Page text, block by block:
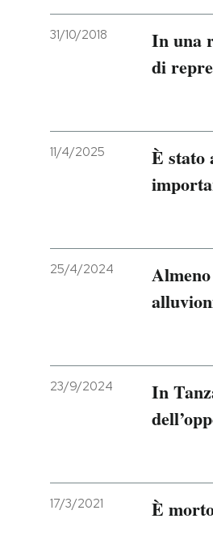
31/10/2018
In una
di
11/4/2025
È stato
25/4/2024
23/9/2024
In
17/3/2021 È